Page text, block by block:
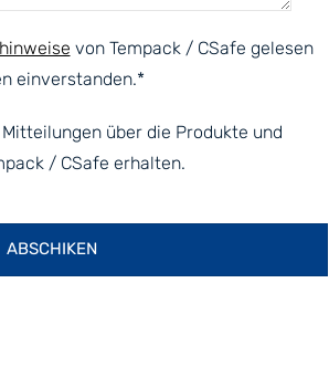
von Tempack / CSafe gelesen
einverstanden.*
über die Produkte und
/ CSafe erhalten.